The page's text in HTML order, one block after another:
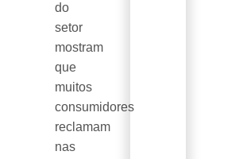
do
setor
mostram
que
muitos
consumidores
reclamam
nas